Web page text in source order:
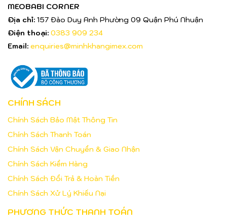
MEOBABI CORNER
Địa chỉ: 157 Đào Duy Anh Phường 09 Quận Phú Nhuận
Điện thoại: 0383 909 234
Email: enquiries@minhkhangimex.com
CHÍNH SÁCH
Chính Sách Bảo Mật Thông Tin
Chính Sách Thanh Toán
Chính Sách Vận Chuyển & Giao Nhận
Chính Sách Kiểm Hàng
Chính Sách Đổi Trả & Hoàn Tiền
Chính Sách Xử Lý Khiếu Nại
PHƯƠNG THỨC THANH TOÁN